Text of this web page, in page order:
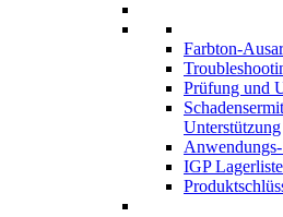
Farbton-
Prüfung und
Unterstützung
IGP Lagerliste